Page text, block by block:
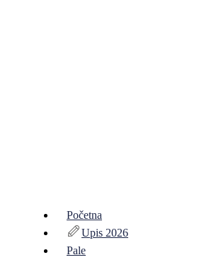
Početna
Upis 2026
Pale